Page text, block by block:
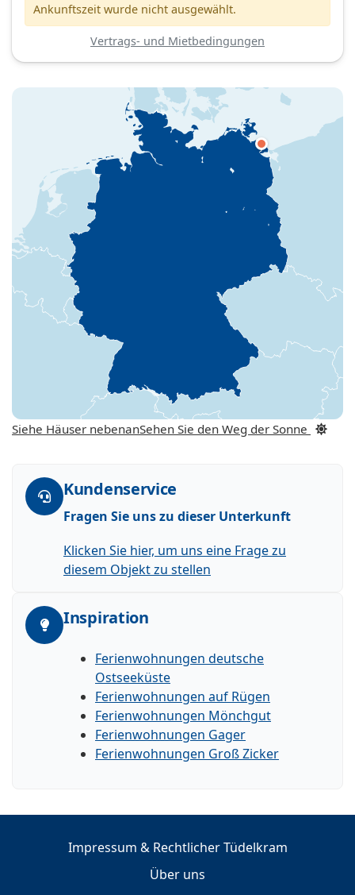
Ankunftszeit wurde nicht ausgewählt.
Vertrags- und Mietbedingungen
Siehe Häuser nebenanSehen Sie den Weg der Sonne
Kundenservice
Fragen Sie uns zu dieser Unterkunft
Klicken Sie hier, um uns eine Frage zu
diesem Objekt zu stellen
Inspiration
Ferienwohnungen deutsche
Ostseeküste
Ferienwohnungen auf Rügen
Ferienwohnungen Mönchgut
Ferienwohnungen Gager
Ferienwohnungen Groß Zicker
Impressum & Rechtlicher Tüdelkram
Über uns